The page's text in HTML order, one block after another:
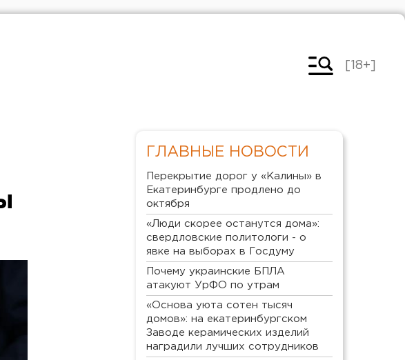
[18+]
ГЛАВНЫЕ НОВОСТИ
Перекрытие дорог у «Калины» в
Екатеринбурге продлено до
октября
«Люди скорее останутся дома»:
свердловские политологи - о
явке на выборах в Госдуму
Почему украинские БПЛА
атакуют УрФО по утрам
«Основа уюта сотен тысяч
домов»: на екатеринбургском
Заводе керамических изделий
наградили лучших сотрудников